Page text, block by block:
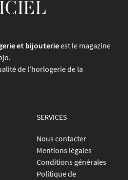
et bijouterieest le magazine
de l’horlogerie de la
SERVICES
Nous contacter
Mentions légales
Conditions générales
Politique de